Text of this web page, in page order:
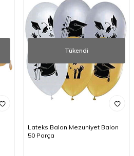
Tükendi
Lateks Balon Mezuniyet Balon
50 Parça